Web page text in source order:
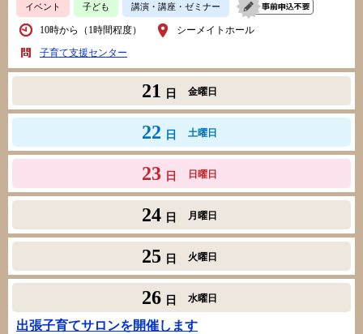
イベント 子ども 講演・講座・ゼミナー
10時から（1時間程度）
シーメイトホール
子育て支援センター
21 日 金曜日
22 日 土曜日
23 日 日曜日
24 日 月曜日
25 日 火曜日
26 日 水曜日
出張子育てサロンを開催します